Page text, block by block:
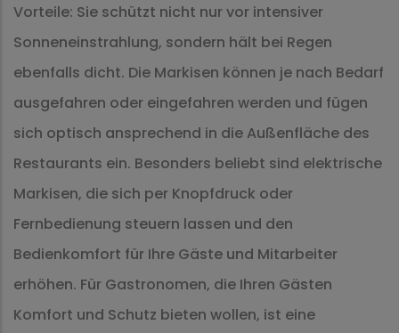
Vorteile: Sie schützt nicht nur vor intensiver
Sonneneinstrahlung, sondern hält bei Regen
ebenfalls dicht. Die Markisen können je nach Bedarf
ausgefahren oder eingefahren werden und fügen
sich optisch ansprechend in die Außenfläche des
Restaurants ein. Besonders beliebt sind elektrische
Markisen, die sich per Knopfdruck oder
Fernbedienung steuern lassen und den
Bedienkomfort für Ihre Gäste und Mitarbeiter
erhöhen. Für Gastronomen, die Ihren Gästen
Komfort und Schutz bieten wollen, ist eine